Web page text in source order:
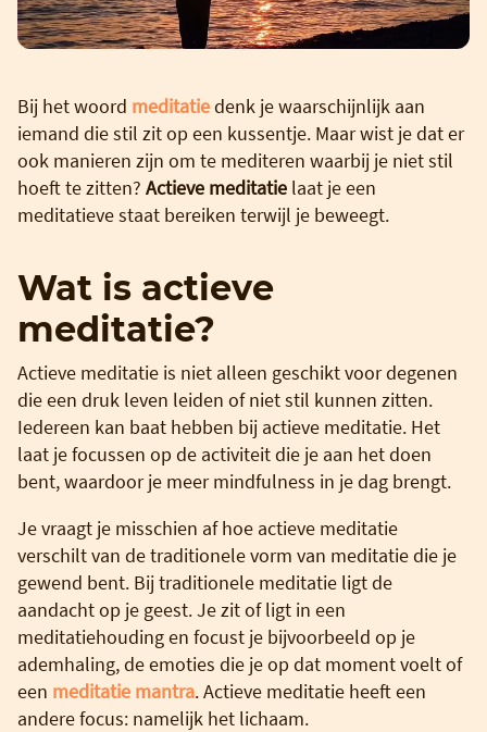
Bij het woord meditatiedenk je waarschijnlijk aan
iemand die stil zit op een kussentje. Maar wist je dat er
ook manieren zijn om te mediteren waarbij je niet stil
hoeft te zitten? Actieve meditatie laat je een
meditatieve staat bereiken terwijl je beweegt.
Wat is actieve
meditatie?
Actieve meditatie is niet alleen geschikt voor degenen
die een druk leven leiden of niet stil kunnen zitten.
Iedereen kan baat hebben bij actieve meditatie. Het
laat je focussen op de activiteit die je aan het doen
bent, waardoor je meer mindfulness in je dag brengt.
Je vraagt je misschien af hoe actieve meditatie
verschilt van de traditionele vorm van meditatie die je
gewend bent. Bij traditionele meditatie ligt de
aandacht op je geest. Je zit of ligt in een
meditatiehouding en focust je bijvoorbeeld op je
ademhaling, de emoties die je op dat moment voelt of
een meditatie mantra. Actieve meditatie heeft een
andere focus: namelijk het lichaam.